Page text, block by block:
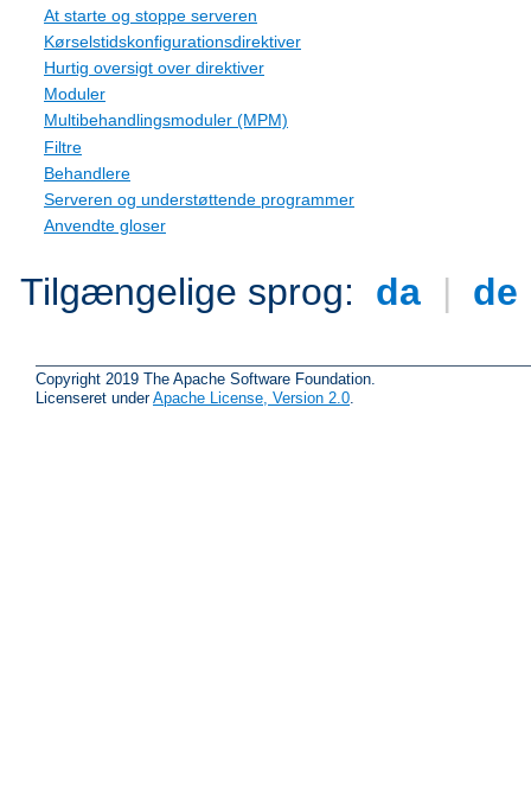
At starte og stoppe serveren
Kørselstidskonfigurationsdirektiver
Hurtig oversigt over direktiver
Moduler
Multibehandlingsmoduler (MPM)
Filtre
Behandlere
Serveren og understøttende programmer
Anvendte gloser
Tilgængelige sprog: da | de
Copyright 2019 The Apache Software Foundation.
Licenseret underApache License, Version 2.0